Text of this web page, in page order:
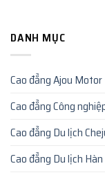
DANH MỤC
Cao đẳng Ajou
Cao đẳng Công
Cao đẳng Du lịch
Cao đẳng Du lịch